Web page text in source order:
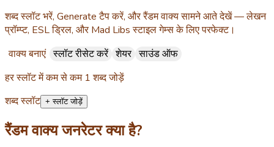
शब्द स्लॉट भरें, Generate टैप करें, और रैंडम वाक्य सामने आते देखें — लेखन
प्रॉम्प्ट, ESL ड्रिल, और Mad Libs स्टाइल गेम्स के लिए परफेक्ट।
वाक्य बनाएं स्लॉट रीसेट करें शेयर साउंड ऑफ
हर स्लॉट में कम से कम 1 शब्द जोड़ें
शब्द स्लॉट + स्लॉट जोड़ें
रैंडम वाक्य जनरेटर क्या है?